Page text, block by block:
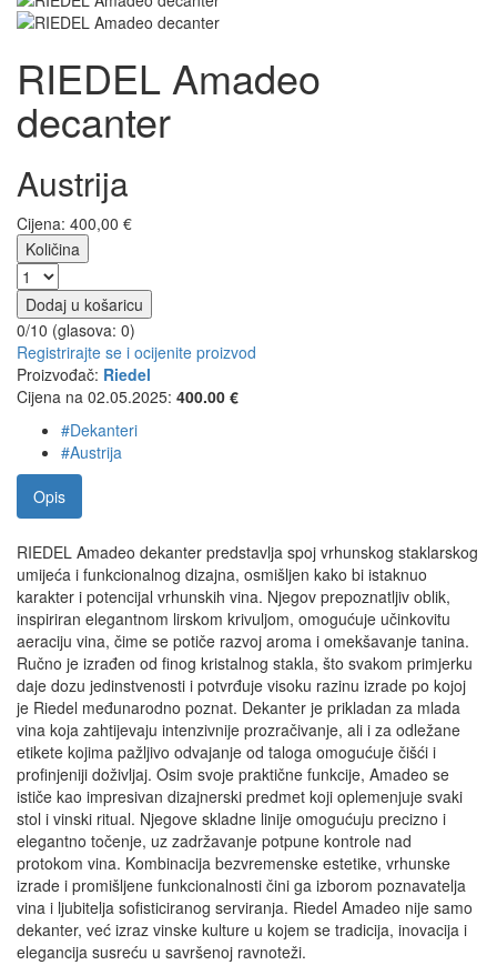
RIEDEL Amadeo
decanter
Austrija
Cijena: 400,00 €
Količina
Dodaj u košaricu
0/10 (glasova: 0)
Registrirajte se i ocijenite proizvod
Proizvođač: Riedel
Cijena na 02.05.2025: 400.00 €
#Dekanteri
#Austrija
Opis
RIEDEL Amadeo dekanter predstavlja spoj vrhunskog staklarskog
umijeća i funkcionalnog dizajna, osmišljen kako bi istaknuo
karakter i potencijal vrhunskih vina. Njegov prepoznatljiv oblik,
inspiriran elegantnom lirskom krivuljom, omogućuje učinkovitu
aeraciju vina, čime se potiče razvoj aroma i omekšavanje tanina.
Ručno je izrađen od finog kristalnog stakla, što svakom primjerku
daje dozu jedinstvenosti i potvrđuje visoku razinu izrade po kojoj
je Riedel međunarodno poznat. Dekanter je prikladan za mlada
vina koja zahtijevaju intenzivnije prozračivanje, ali i za odležane
etikete kojima pažljivo odvajanje od taloga omogućuje čišći i
profinjeniji doživljaj. Osim svoje praktične funkcije, Amadeo se
ističe kao impresivan dizajnerski predmet koji oplemenjuje svaki
stol i vinski ritual. Njegove skladne linije omogućuju precizno i
elegantno točenje, uz zadržavanje potpune kontrole nad
protokom vina. Kombinacija bezvremenske estetike, vrhunske
izrade i promišljene funkcionalnosti čini ga izborom poznavatelja
vina i ljubitelja sofisticiranog serviranja. Riedel Amadeo nije samo
dekanter, već izraz vinske kulture u kojem se tradicija, inovacija i
elegancija susreću u savršenoj ravnoteži.